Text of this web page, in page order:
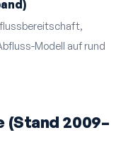
Modell auf rund
(Stand 2009–